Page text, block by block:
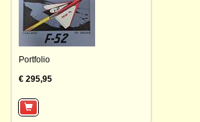
Portfolio
€ 295,95